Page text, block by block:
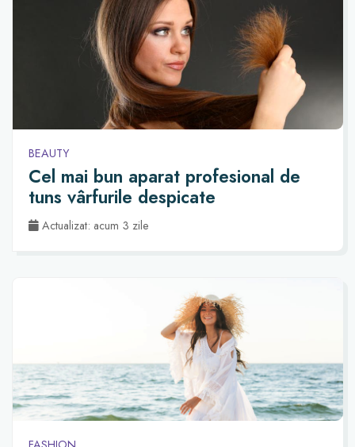
BEAUTY
Cel mai bun aparat profesional de
tuns vârfurile despicate
Actualizat: acum 3 zile